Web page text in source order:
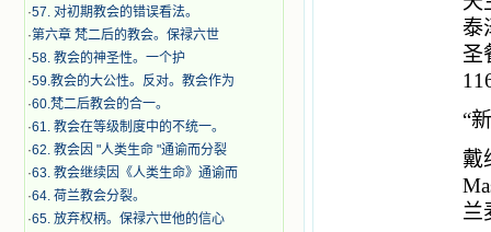
·57. 对初期教会的错误看法。
·第六章 梵二后的教会。保禄六世
·​58. 教会的神圣性。一个护
·59.教会的大公性。反对。教会作为
·60.梵二后教会的合一。
·61. 教会在等级制度中的不统一。
·62. 教会因 "人类生命 "通谕而分裂
·63. 教会继续因《人类生命》通谕而
·64. 荷兰教会分裂。
·65. 放弃权柄。保禄六世他的信心
泰
圣
“
戴
兰